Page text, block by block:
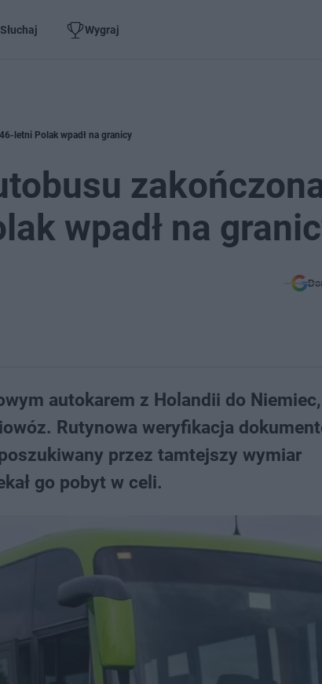
Słuchaj Wygraj
letni Polak wpadł na granicy
wpadł na
autokarem z Holandii do
Rutynowa weryfikacja
przez tamtejszy wymiar
go pobyt w celi.